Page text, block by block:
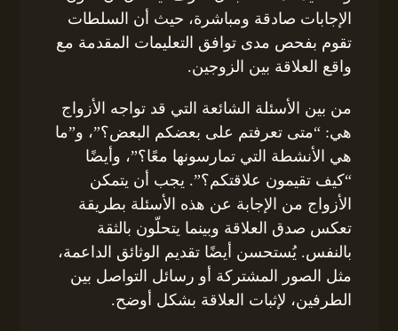
الإجابات صادقة ومباشرة، حيث أن السلطات
تقوم بفحص مدى توافق التعليمات المقدمة مع
واقع العلاقة بين الزوجين.
من بين الأسئلة الشائعة التي قد تواجه الأزواج
هي: “متى تعرفتم على بعضكم البعض؟”، و”ما
هي الأنشطة التي تمارسونها معًا؟”، وأيضًا
“كيف تقيمون علاقتكم؟”. يجب أن يتمكن
الأزواج من الإجابة عن هذه الأسئلة بطريقة
تعكس صدق العلاقة وبينما يتحلّون بالثقة
بالنفس. يُستحسن أيضًا تقديم الوثائق الداعمة،
مثل الصور المشتركة أو رسائل التواصل بين
الطرفين، لإثبات العلاقة بشكل أوضح.